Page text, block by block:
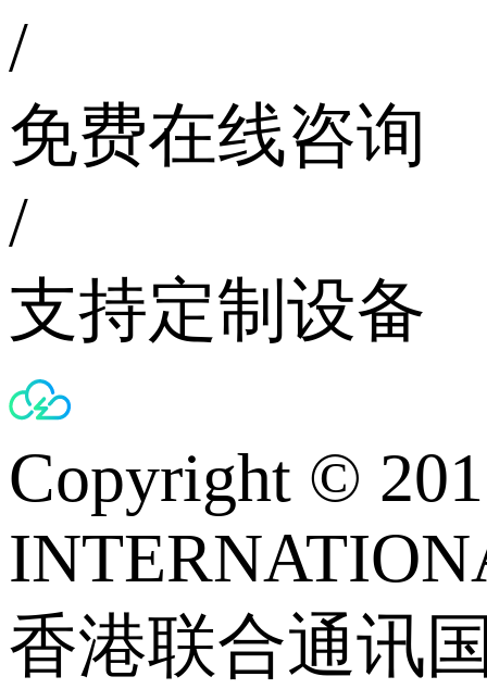
/
免费在线咨询
/
支持定制设备
Copyright ©
香港联合通讯